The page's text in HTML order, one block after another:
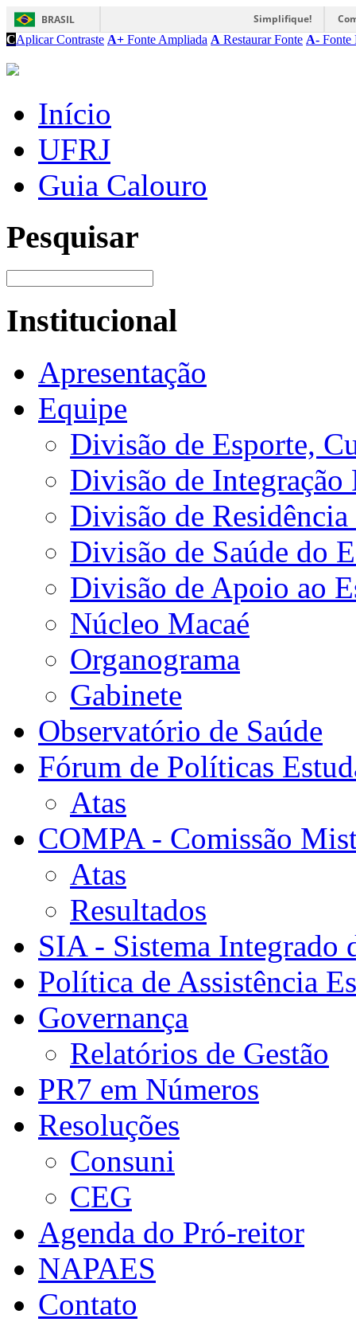
BRASIL Simplifique!
CAplicar Contraste A+ Fonte Ampliada A Restaurar Fonte A- Fonte
Início
UFRJ
Guia Calouro
Pesquisar
Institucional
Apresentação
Equipe
Divisão de Esporte,
Divisão de Integração
Divisão de
Divisão de Saúde do
Divisão de Apoio ao
Núcleo Macaé
Organograma
Gabinete
Observatório de Saúde
Fórum de Políticas
Atas
COMPA - Comissão
Atas
Resultados
SIA - Sistema Integrado
Política de Assistência
Governança
Relatórios de Gestão
PR7 em Números
Resoluções
Consuni
CEG
Agenda do Pró-reitor
NAPAES
Contato